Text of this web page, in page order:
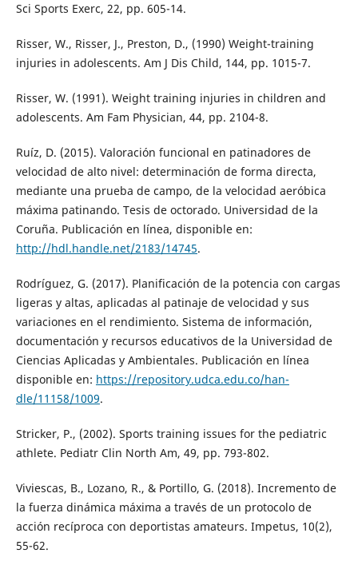
Sci Sports Exerc, 22, pp. 605-14.
Risser, W., Risser, J., Preston, D., (1990) Weight-training
injuries in adolescents. Am J Dis Child, 144, pp. 1015-7.
Risser, W. (1991). Weight training injuries in children and
adolescents. Am Fam Physician, 44, pp. 2104-8.
Ruíz, D. (2015). Valoración funcional en patinadores de
velocidad de alto nivel: determinación de forma directa,
mediante una prueba de campo, de la velocidad aeróbica
máxima patinando. Tesis de octorado. Universidad de la
Coruña. Publicación en línea, disponible en:
http://hdl.handle.net/2183/14745.
Rodríguez, G. (2017). Planificación de la potencia con cargas
ligeras y altas, aplicadas al patinaje de velocidad y sus
variaciones en el rendimiento. Sistema de información,
documentación y recursos educativos de la Universidad de
Ciencias Aplicadas y Ambientales. Publicación en línea
disponible en: https://repository.udca.edu.co/han-
dle/11158/1009.
Stricker, P., (2002). Sports training issues for the pediatric
athlete. Pediatr Clin North Am, 49, pp. 793-802.
Viviescas, B., Lozano, R., & Portillo, G. (2018). Incremento de
la fuerza dinámica máxima a través de un protocolo de
acción recíproca con deportistas amateurs. Impetus, 10(2),
55-62.